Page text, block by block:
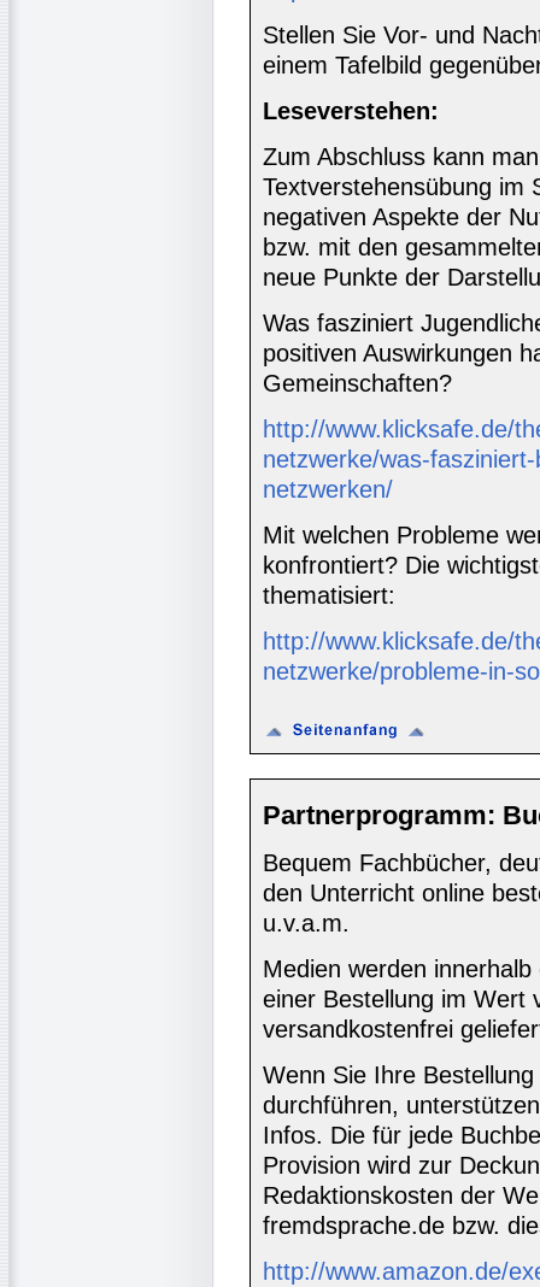
Stellen Sie Vor- und
einem Tafelbild
Leseverstehen:
Zum Abschluss kann
Textverstehensübung im
negativen Aspekte der
bzw. mit den
neue Punkte der
Was fasziniert
positiven Auswirkungen
Gemeinschaften?
http://www.klicksafe.de/
netzwerke/was-
netzwerken/
Mit welchen Probleme
konfrontiert? Die
thematisiert:
http://www.klicksafe.de/
netzwerke/probleme-in-
Partnerprogramm:
Bequem Fachbücher,
den Unterricht online
u.v.a.m.
Medien werden
einer Bestellung im Wert
versandkostenfrei
Wenn Sie Ihre
durchführen,
Infos. Die für jede
Provision wird zur
Redaktionskosten der
fremdsprache.de bzw.
http://www.amazon.de/